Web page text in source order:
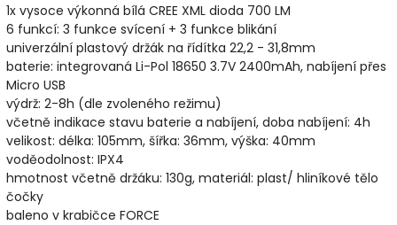
1x vysoce výkonná bílá CREE XML dioda 700 LM
6 funkcí: 3 funkce svícení + 3 funkce blikání
univerzální plastový držák na řídítka 22,2 - 31,8mm
baterie: integrovaná Li-Pol 18650 3.7V 2400mAh, nabíjení přes
Micro USB
výdrž: 2-8h (dle zvoleného režimu)
včetně indikace stavu baterie a nabíjení, doba nabíjení: 4h
velikost: délka: 105mm, šířka: 36mm, výška: 40mm
voděodolnost: IPX4
hmotnost včetně držáku: 130g, materiál: plast/ hliníkové tělo
čočky
baleno v krabičce FORCE